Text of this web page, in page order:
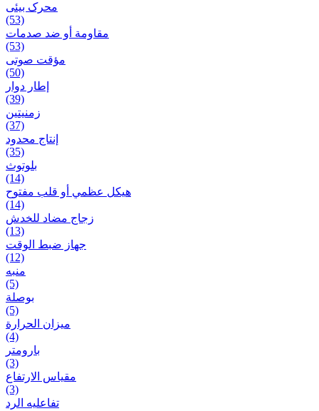
محرک بیئی
(53)
مقاومة أو ضد صدمات
(53)
مؤقت صوتی
(50)
إطار دوار
(39)
زمنیتین
(37)
إنتاج محدود
(35)
بلوتوث
(14)
هيكل عظمي أو قلب مفتوح
(14)
زجاج مضاد للخدش
(13)
جهاز ضبط الوقت
(12)
منبه
(5)
بوصلة
(5)
ميزان الحرارة
(4)
بارومتر
(3)
مقياس الارتفاع
(3)
تفاعلیه الرد